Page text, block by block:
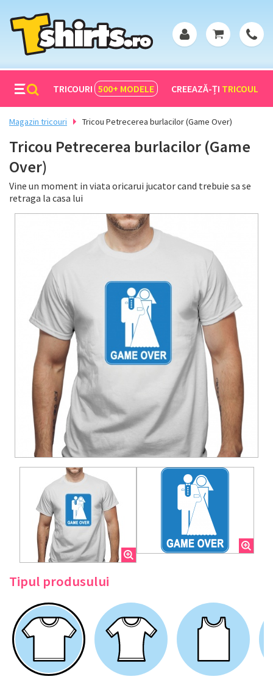
TRICOURI 500+ MODELE CREEAZĂ-ȚI TRICOUL
Magazin tricouri Tricou Petrecerea burlacilor (Game Over)
Tricou Petrecerea burlacilor (Game
Over)
Vine un moment in viata oricarui jucator cand trebuie sa se
retraga la casa lui
Tipul produsului